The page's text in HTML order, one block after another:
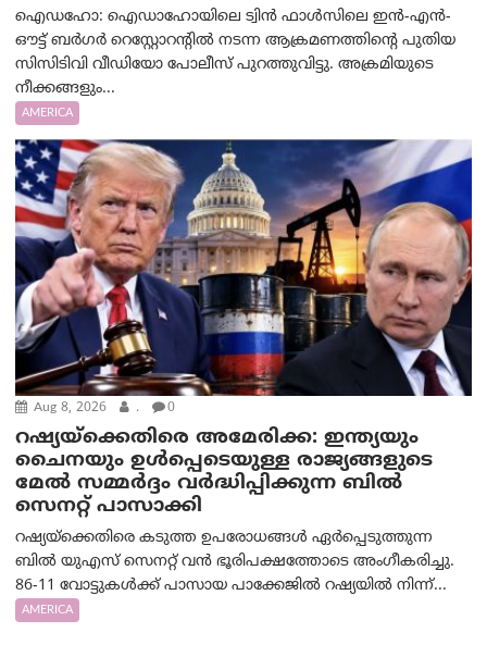
ഐഡഹോ: ഐഡാഹോയിലെ ട്വിൻ ഫാൾസിലെ ഇൻ-എൻ-
ഔട്ട് ബർഗർ റെസ്റ്റോറന്റിൽ നടന്ന ആക്രമണത്തിന്റെ പുതിയ
സിസിടിവി വീഡിയോ പോലീസ് പുറത്തുവിട്ടു. അക്രമിയുടെ
നീക്കങ്ങളും...
AMERICA
Aug 8, 2026 . 0
റഷ്യയ്‌ക്കെതിരെ അമേരിക്ക: ഇന്ത്യയും
ചൈനയും ഉൾപ്പെടെയുള്ള രാജ്യങ്ങളുടെ
മേൽ സമ്മർദ്ദം വർദ്ധിപ്പിക്കുന്ന ബിൽ
സെനറ്റ് പാസാക്കി
റഷ്യയ്‌ക്കെതിരെ കടുത്ത ഉപരോധങ്ങൾ ഏർപ്പെടുത്തുന്ന
ബിൽ യുഎസ് സെനറ്റ് വൻ ഭൂരിപക്ഷത്തോടെ അംഗീകരിച്ചു.
86-11 വോട്ടുകൾക്ക് പാസായ പാക്കേജിൽ റഷ്യയിൽ നിന്ന്...
AMERICA